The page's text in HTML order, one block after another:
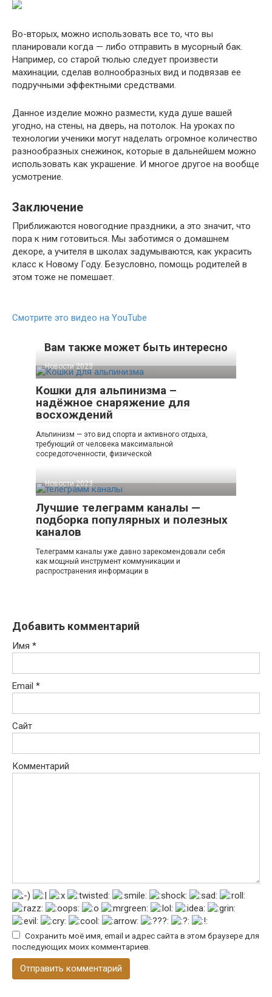
Во-вторых, можно использовать все то, что вы
планировали когда — либо отправить в мусорный бак.
Например, со старой тюлью следует произвести
махинации, сделав волнообразных вид и подвязав ее
подручными эффектными средствами.
Данное изделие можно размести, куда душе вашей
угодно, на стены, на дверь, на потолок. На уроках по
технологии ученики могут наделать огромное количество
разнообразных снежинок, которые в дальнейшем можно
использовать как украшение. И многое другое на вообще
усмотрение.
Заключение
Приближаются новогодние праздники, а это значит, что
пора к ним готовиться. Мы заботимся о домашнем
декоре, а учителя в школах задумываются, как украсить
класс к Новому Году. Безусловно, помощь родителей в
этом тоже не помешает.
Смотрите это видео на YouTube
Вам также может быть интересно
Новости 2023
Кошки для альпинизма –
надёжное снаряжение для
восхождений
Альпинизм — это вид спорта и активного отдыха,
требующий от человека максимальной
сосредоточенности, физической
Новости 2023
Лучшие телеграмм каналы —
подборка популярных и полезных
каналов
Телеграмм каналы уже давно зарекомендовали себя
как мощный инструмент коммуникации и
распространения информации в
Добавить комментарий
Имя *
Email *
Сайт
Комментарий
Сохранить моё имя, email и адрес сайта в этом браузере для
последующих моих комментариев.